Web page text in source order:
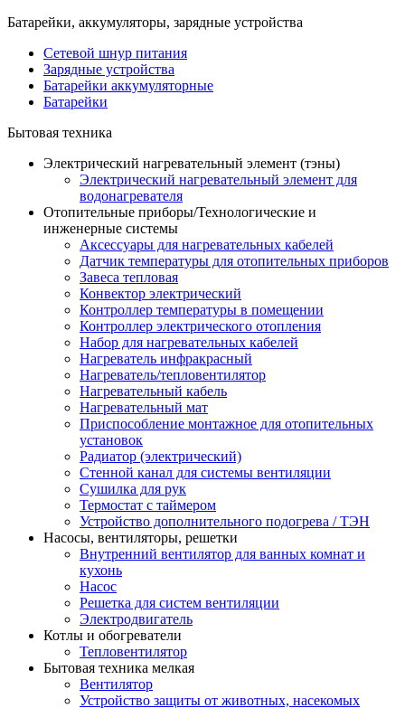
Батарейки, аккумуляторы, зарядные устройства
Сетевой шнур питания
Зарядные устройства
Батарейки аккумуляторные
Батарейки
Бытовая техника
Электрический нагревательный элемент (тэны)
Электрический нагревательный элемент для
водонагревателя
Отопительные приборы/Технологические и
инженерные системы
Аксессуары для нагревательных кабелей
Датчик температуры для отопительных приборов
Завеса тепловая
Конвектор электрический
Контроллер температуры в помещении
Контроллер электрического отопления
Набор для нагревательных кабелей
Нагреватель инфракрасный
Нагреватель/тепловентилятор
Нагревательный кабель
Нагревательный мат
Приспособление монтажное для отопительных
установок
Радиатор (электрический)
Стенной канал для системы вентиляции
Сушилка для рук
Термостат с таймером
Устройство дополнительного подогрева / ТЭН
Насосы, вентиляторы, решетки
Внутренний вентилятор для ванных комнат и
кухонь
Насос
Решетка для систем вентиляции
Электродвигатель
Котлы и обогреватели
Тепловентилятор
Бытовая техника мелкая
Вентилятор
Устройство защиты от животных, насекомых